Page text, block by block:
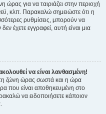
ώρας για να ταιριάζει στην περιοχή
κλπ. Παρακαλώ σημειώστε ότι η
ρυθμίσεις, μπορούν να
έχετε εγγραφεί, αυτή είναι μια
να είναι λανθασμένη!
τη ζώνη ώρας σωστά και η ώρα
που είναι αποθηκευμένη στο
να ειδοποιήσετε κάποιον